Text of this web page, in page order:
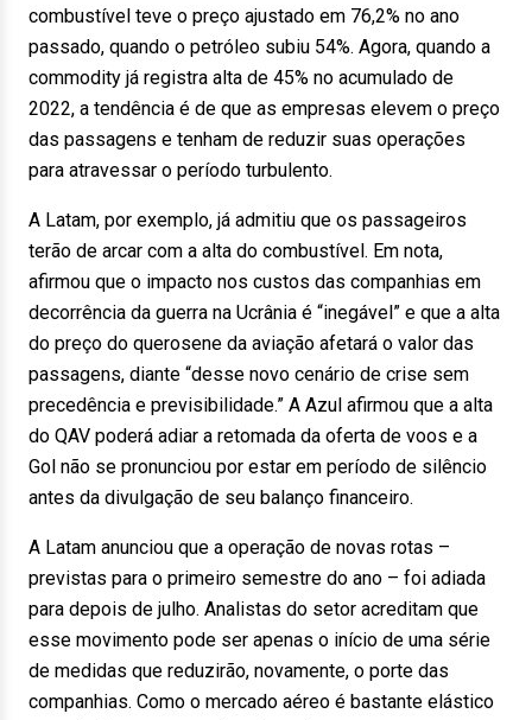
combustível teve o preço ajustado em 76,2% no ano
passado, quando o petróleo subiu 54%. Agora, quando a
commodity já registra alta de 45% no acumulado de
2022, a tendência é de que as empresas elevem o preço
das passagens e tenham de reduzir suas operações
para atravessar o período turbulento.
A Latam, por exemplo, já admitiu que os passageiros
terão de arcar com a alta do combustível. Em nota,
afirmou que o impacto nos custos das companhias em
decorrência da guerra na Ucrânia é “inegável” e que a alta
do preço do querosene da aviação afetará o valor das
passagens, diante “desse novo cenário de crise sem
precedência e previsibilidade.” A Azul afirmou que a alta
do QAV poderá adiar a retomada da oferta de voos e a
Gol não se pronunciou por estar em período de silêncio
antes da divulgação de seu balanço financeiro.
A Latam anunciou que a operação de novas rotas –
previstas para o primeiro semestre do ano – foi adiada
para depois de julho. Analistas do setor acreditam que
esse movimento pode ser apenas o início de uma série
de medidas que reduzirão, novamente, o porte das
companhias. Como o mercado aéreo é bastante elástico